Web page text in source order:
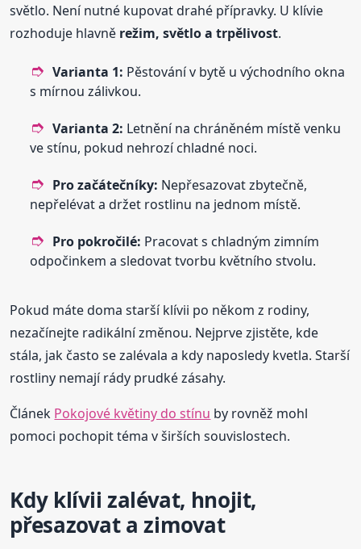
světlo. Není nutné kupovat drahé přípravky. U klívie
rozhoduje hlavně režim, světlo a trpělivost.
Varianta 1: Pěstování v bytě u východního okna
s mírnou zálivkou.
Varianta 2: Letnění na chráněném místě venku
ve stínu, pokud nehrozí chladné noci.
Pro začátečníky: Nepřesazovat zbytečně,
nepřelévat a držet rostlinu na jednom místě.
Pro pokročilé: Pracovat s chladným zimním
odpočinkem a sledovat tvorbu květního stvolu.
Pokud máte doma starší klívii po někom z rodiny,
nezačínejte radikální změnou. Nejprve zjistěte, kde
stála, jak často se zalévala a kdy naposledy kvetla. Starší
rostliny nemají rády prudké zásahy.
Článek Pokojové květiny do stínu by rovněž mohl
pomoci pochopit téma v širších souvislostech.
Kdy klívii zalévat, hnojit,
přesazovat a zimovat